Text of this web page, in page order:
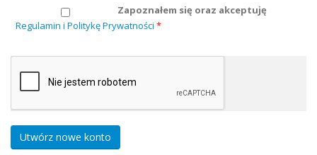
Zapoznałem się oraz akceptuję
Regulamin i Politykę Prywatności *